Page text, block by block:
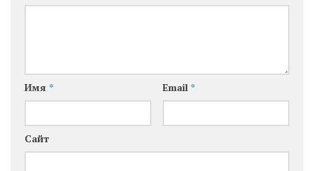
Имя * Email *
Сайт